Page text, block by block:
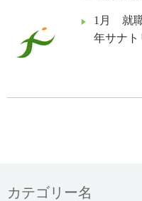
1月 就
年サナト
カテゴリー名